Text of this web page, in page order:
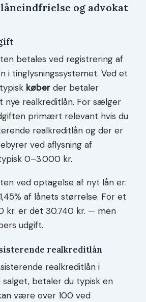
og advokat
betales ved registrering af
i tinglysningssystemet. Ved et
køber der betaler
nye realkreditlån. For sælger
primært relevant hvis du
realkreditlån og der er
ved aflysning af
0–3.000 kr.
ved optagelse af nyt lån er:
af lånets størrelse. For et
kr. er det 30.740 kr. — men
udgift.
realkreditlån
realkreditlån i
betaler du typisk en
være over 100 ved